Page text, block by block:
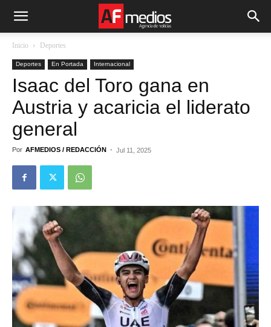
Inicio Deportes
Deportes En Portada Internacional
Isaac del Toro gana en
Austria y acaricia el liderato
general
Por AFMEDIOS / REDACCIÓN - Jul 11, 2025